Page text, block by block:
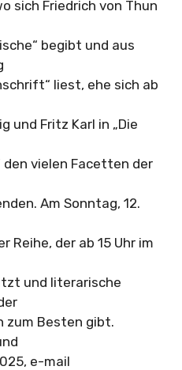
sich Friedrich von Thun
begibt und aus
liest, ehe sich ab
und Fritz Karl in „Die
den vielen Facetten der
Am Sonntag, 12.
Reihe, der ab 15 Uhr im
und literarische
zum Besten gibt.
e-mail